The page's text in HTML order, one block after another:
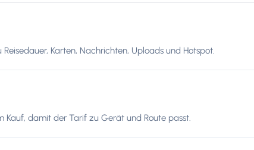
Karten, Nachrichten, Uploads und Hotspot.
damit der Tarif zu Gerät und Route passt.